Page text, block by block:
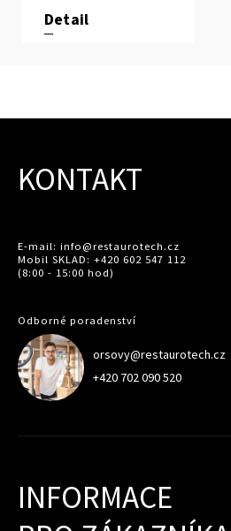
Detail
KONTAKT
E-mail: info@restaurotech.cz
Mobil SKLAD: +420 602 547 112
(8:00 - 15:00 hod)
Odborné poradenství
orsovy@restaurotech.cz
+420 702 090 520
INFORMACE